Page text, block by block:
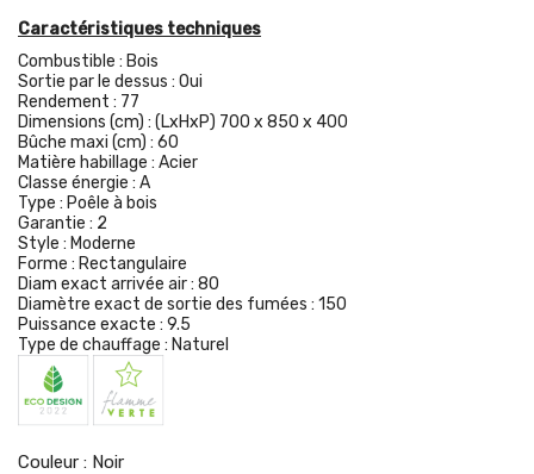
Caractéristiques techniques
Combustible : Bois
Sortie par le dessus : Oui
Rendement : 77
Dimensions (cm) : (LxHxP) 700 x 850 x 400
Bûche maxi (cm) : 60
Matière habillage : Acier
Classe énergie : A
Type : Poêle à bois
Garantie : 2
Style : Moderne
Forme : Rectangulaire
Diam exact arrivée air : 80
Diamètre exact de sortie des fumées : 150
Puissance exacte : 9.5
Type de chauffage : Naturel
Couleur : Noir